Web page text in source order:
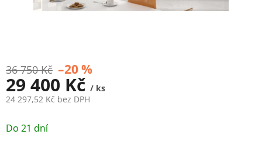
36 750 Kč –20 %
29 400 Kč / ks
24 297,52 Kč bez DPH
cena:
Do 21 dní